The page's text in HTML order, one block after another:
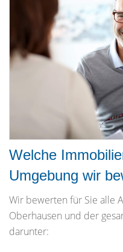
Welche
Umgebung wir
Wir bewerten für Sie alle
Oberhausen und der
darunter: